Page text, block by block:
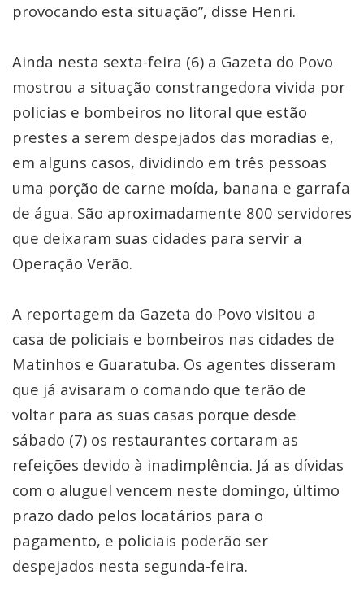
provocando esta situação”, disse Henri.
Ainda nesta sexta-feira (6) a Gazeta do Povo
mostrou a situação constrangedora vivida por
policias e bombeiros no litoral que estão
prestes a serem despejados das moradias e,
em alguns casos, dividindo em três pessoas
uma porção de carne moída, banana e garrafa
de água. São aproximadamente 800 servidores
que deixaram suas cidades para servir a
Operação Verão.
A reportagem da Gazeta do Povo visitou a
casa de policiais e bombeiros nas cidades de
Matinhos e Guaratuba. Os agentes disseram
que já avisaram o comando que terão de
voltar para as suas casas porque desde
sábado (7) os restaurantes cortaram as
refeições devido à inadimplência. Já as dívidas
com o aluguel vencem neste domingo, último
prazo dado pelos locatários para o
pagamento, e policiais poderão ser
despejados nesta segunda-feira.